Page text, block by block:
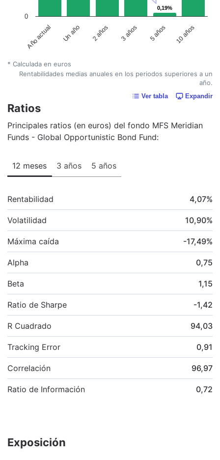
0,19%
0,19%
Año actual Un año 2 años 3 años 5 años 10 años
0
* Calculada en euros
Rentabilidades medias anuales en los periodos superiores a un
año.
Ver tabla Expandir
Ratios
Principales ratios (en euros) del fondo MFS Meridian
Funds - Global Opportunistic Bond Fund:
12 meses 3 años 5 años
Rentabilidad 4,07%
Volatilidad 10,90%
Máxima caída -17,49%
Alpha 0,75
Beta 1,15
Ratio de Sharpe -1,42
R Cuadrado 94,03
Tracking Error 0,91
Correlación 96,97
Ratio de Información 0,72
Exposición